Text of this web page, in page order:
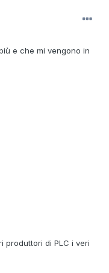
e che mi vengono in
produttori di PLC i veri